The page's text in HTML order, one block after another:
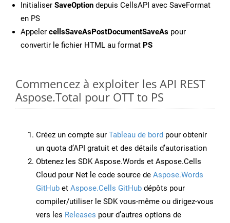
Initialiser SaveOption depuis CellsAPI avec SaveFormat
en PS
Appeler cellsSaveAsPostDocumentSaveAs pour
convertir le fichier HTML au format PS
Commencez à exploiter les API REST
Aspose.Total pour OTT to PS
Créez un compte sur Tableau de bord pour obtenir
un quota d’API gratuit et des détails d’autorisation
Obtenez les SDK Aspose.Words et Aspose.Cells
Cloud pour Net le code source de Aspose.Words
GitHub et Aspose.Cells GitHub dépôts pour
compiler/utiliser le SDK vous-même ou dirigez-vous
vers les Releases pour d’autres options de